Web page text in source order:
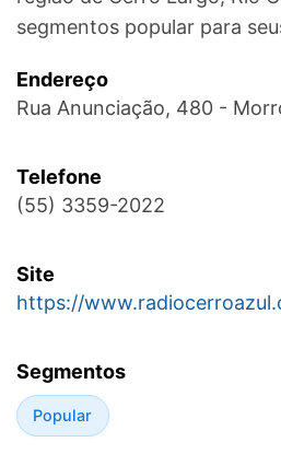
segmentos popular para
Endereço
Rua Anunciação, 480 -
Telefone
(55) 3359-2022
Site
https://
Segmentos
Popular